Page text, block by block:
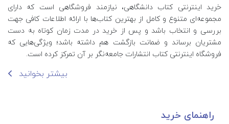
خرید اینترنتی کتاب‌ دانشگاهی، نیازمند فروشگاهی است که دارای
مجموعه‌ای متنوع و کامل از بهترین کتاب‌ها با ارائه اطلاعات کافی جهت
بررسی و انتخاب باشد و پس از خرید در مدت زمان کوتاه به دست
مشتریان برساند و ضمانت بازگشت هم داشته باشد؛ ویژگی‌هایی که
فروشگاه اینترنتی کتاب انتشارات جامعه‌نگر بر آن تمرکز کرده است.
بیشتر بخوانید
راهنمای خرید